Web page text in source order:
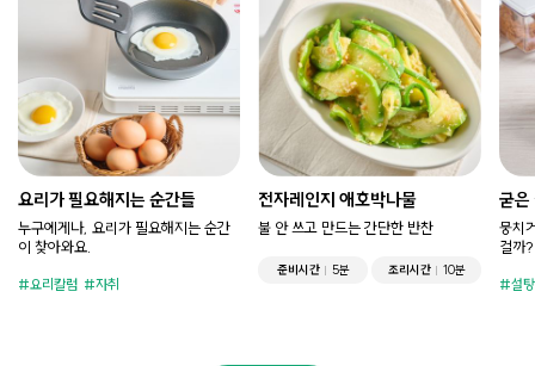
요리가 필요해지는 순간들
누구에게나, 요리가 필요해지는 순간
이 찾아와요.
요리칼럼 자취
전자레인지 애호박나물
불 안 쓰고 만드는 간단한 반찬
준비시간 5분 조리시간 10분
굳은
뭉치
걸까?
설탕